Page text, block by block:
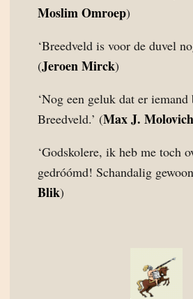
Moslim Omroep)
‘Breedveld is voor de duvel
(Jeroen Mirck)
‘Nog een geluk dat er iemand
Breedveld.’ (Max J. Molovich
‘Godskolere, ik heb me toch
gedróómd! Schandalig
Blik)